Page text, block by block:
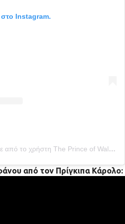
στο Instagram.
Η δημοσίευση κοινοποιήθηκε από το χρήστη The Prince of Wales (Fanpage) (@charlesprinceofwales)
από τον Πρίγκιπα Κάρολο: